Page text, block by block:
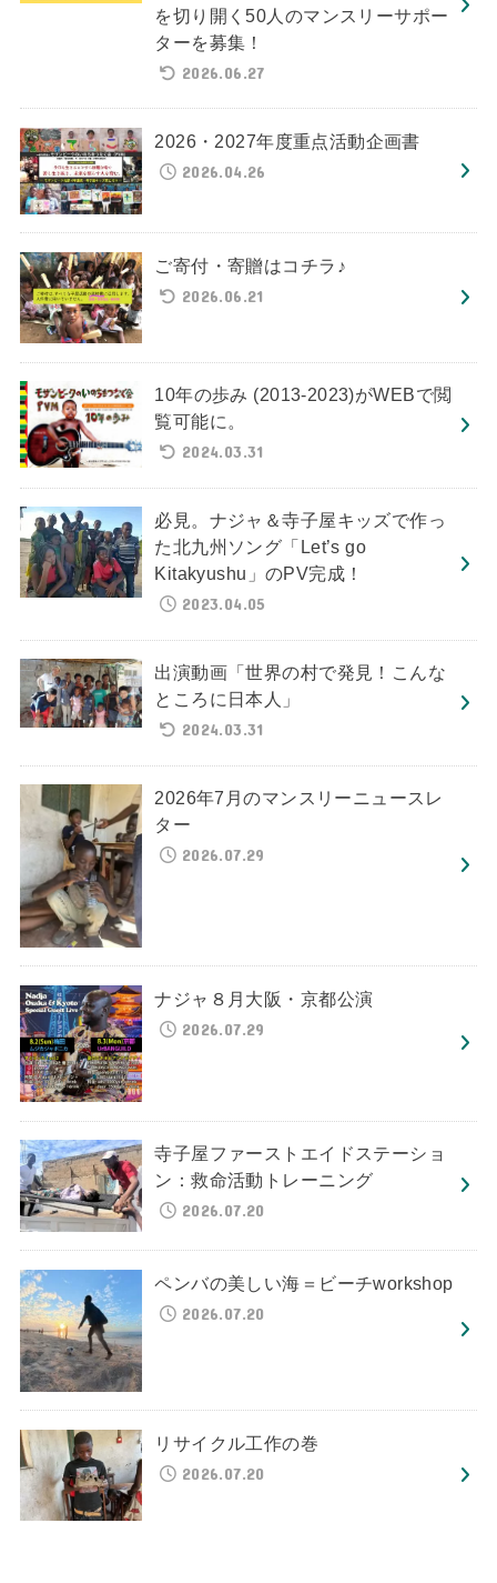
を切り開く50人のマンスリーサポー
ターを募集！
2026.06.27
2026・2027年度重点活動企画書
2026.04.26
ご寄付・寄贈はコチラ♪
2026.06.21
10年の歩み (2013-2023)がWEBで閲
覧可能に。
2024.03.31
必見。ナジャ＆寺子屋キッズで作っ
た北九州ソング「Let’s go
Kitakyushu」のPV完成！
2023.04.05
出演動画「世界の村で発見！こんな
ところに日本人」
2024.03.31
2026年7月のマンスリーニュースレ
ター
2026.07.29
ナジャ８月大阪・京都公演
2026.07.29
寺子屋ファーストエイドステーショ
ン：救命活動トレーニング
2026.07.20
ペンバの美しい海＝ビーチworkshop
2026.07.20
リサイクル工作の巻
2026.07.20